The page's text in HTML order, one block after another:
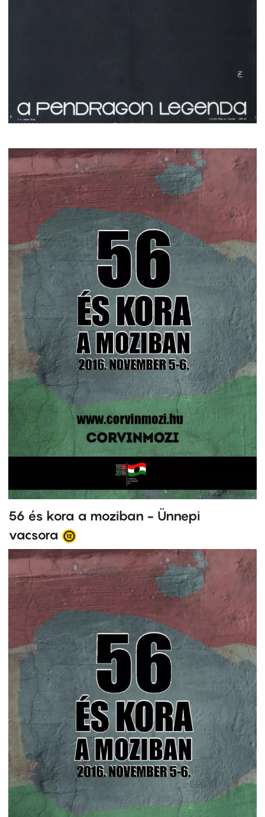
56 és kora a moziban - Ünnepi
vacsora